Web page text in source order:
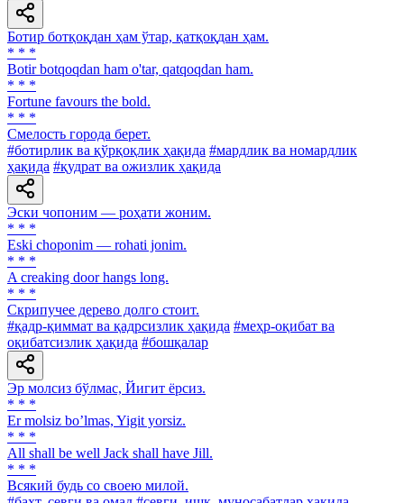
Ботир ботқоқдан ҳам ўтар, қатқоқдан ҳам.
* * *
Botir botqoqdan ham о'tar, qatqoqdan ham.
* * *
Fortune favours the bold.
* * *
Смелость города берет.
#ботирлик ва қўрқоқлик ҳақида #мардлик ва номардлик
ҳақида #қудрат ва ожизлик ҳақида
Эски чопоним — роҳати жоним.
* * *
Eski choponim — rohati jonim.
* * *
A creaking door hangs long.
* * *
Скрипучее дерево долго стоит.
#қадр-қиммат ва қадрсизлик ҳақида #меҳр-оқибат ва
оқибатсизлик ҳақида #бошқалар
Эр молсиз бўлмас, Йигит ёрсиз.
* * *
Er molsiz boʼlmas, Yigit yorsiz.
* * *
All shall be well Jack shall have Jill.
* * *
Всякий будь со своею милой.